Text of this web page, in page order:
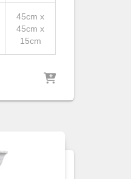
45cm x
45cm x
15cm